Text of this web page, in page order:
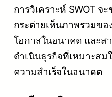
การวิเคราะห์ SWOT จ
กระต่ายเห็นภาพรวมข
โอกาสในอนาคต และส
ดำเนินธุรกิจที่เหมาะสม
ความสำเร็จในอนาคต